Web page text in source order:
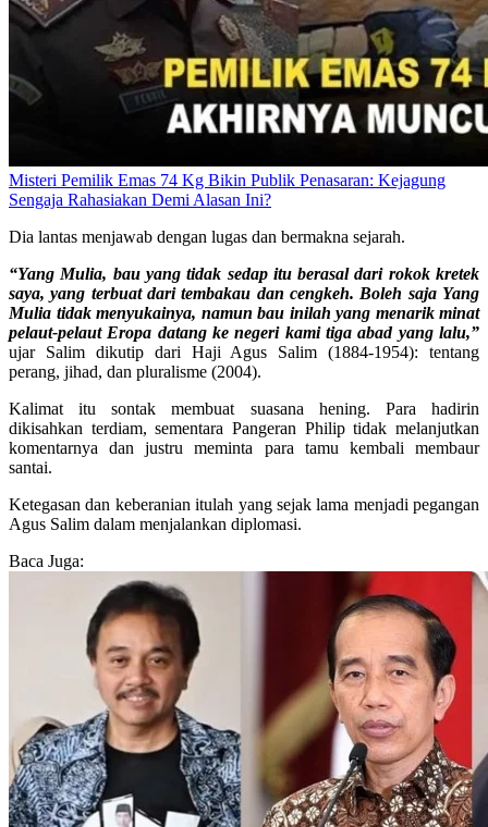
Misteri Pemilik Emas 74 Kg Bikin Publik Penasaran: Kejagung
Sengaja Rahasiakan Demi Alasan Ini?
Dia lantas menjawab dengan lugas dan bermakna sejarah.
“Yang Mulia, bau yang tidak sedap itu berasal dari rokok kretek
saya, yang terbuat dari tembakau dan cengkeh. Boleh saja Yang
Mulia tidak menyukainya, namun bau inilah yang menarik minat
pelaut-pelaut Eropa datang ke negeri kami tiga abad yang lalu,”
ujar Salim dikutip dari Haji Agus Salim (1884-1954): tentang
perang, jihad, dan pluralisme (2004).
Kalimat itu sontak membuat suasana hening. Para hadirin
dikisahkan terdiam, sementara Pangeran Philip tidak melanjutkan
komentarnya dan justru meminta para tamu kembali membaur
santai.
Ketegasan dan keberanian itulah yang sejak lama menjadi pegangan
Agus Salim dalam menjalankan diplomasi.
Baca Juga: